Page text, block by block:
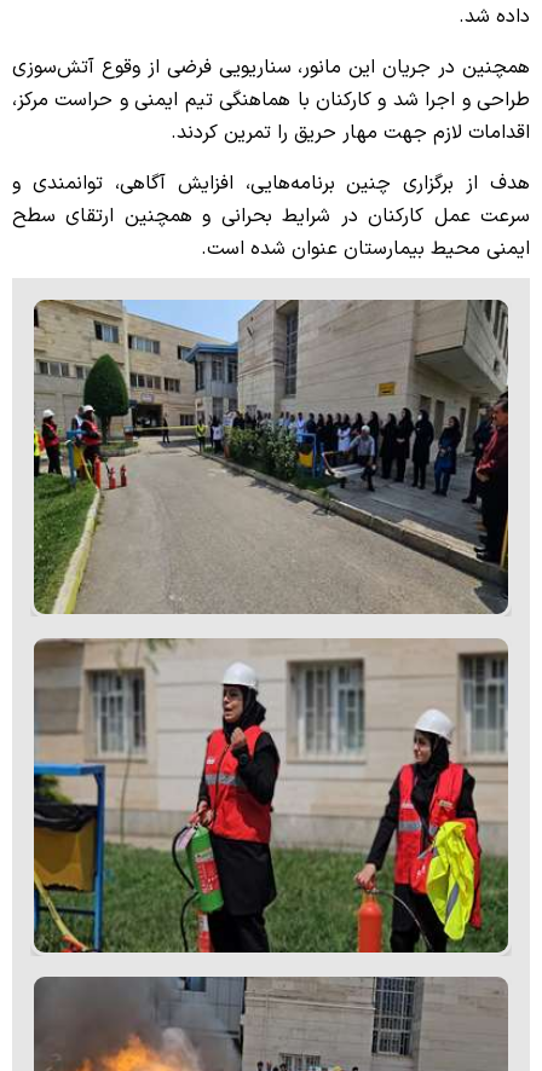
داده شد.
همچنین در جریان این مانور، سناریویی فرضی از وقوع آتش‌سوزی
طراحی و اجرا شد و کارکنان با هماهنگی تیم ایمنی و حراست مرکز،
اقدامات لازم جهت مهار حریق را تمرین کردند.
هدف از برگزاری چنین برنامه‌هایی، افزایش آگاهی، توانمندی و
سرعت عمل کارکنان در شرایط بحرانی و همچنین ارتقای سطح
ایمنی محیط بیمارستان عنوان شده است.